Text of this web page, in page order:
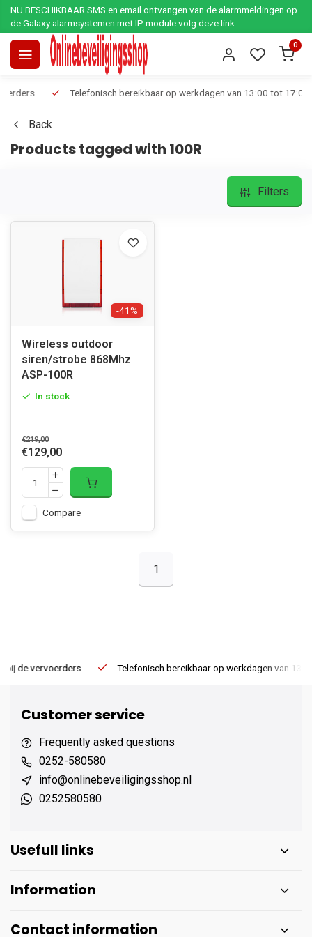
NU BESCHIKBAAR SMS en email ontvangen van de alarmmeldingen op
de Galaxy alarmsystemen met IP module volg deze link
0
Telefonisch bereikbaar op werkdagen van 13:00 tot 17:00
Back
Products tagged with 100R
Filters
-41%
Wireless outdoor
siren/strobe 868Mhz
ASP-100R
In stock
€219,00
€129,00
Compare
1
Telefonisch bereikbaar op werkdagen van 13:00 tot 17:00
Customer service
Frequently asked questions
0252-580580
info@onlinebeveiligingsshop.nl
0252580580
Usefull links
Information
Contact information